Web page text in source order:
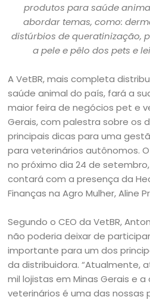
produtos para saúde
abordar temas, como:
distúrbios de queratinização,
a pele e pêlo dos pets e
A VetBR, mais completa
saúde animal do país, fará a
maior feira de negócios pet e
Gerais, com palestra sobre os
principais dicas para uma
para veterinários autônomos.
no próximo dia 24 de
contará com a presença da
Finanças na Agro Mulher, Aline
Segundo o CEO da VetBR,
não poderia deixar de
importante para um dos
da distribuidora. “Atualmente,
mil lojistas em Minas Gerais e
veterinários é uma das nossas